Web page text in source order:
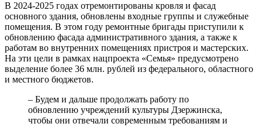
В 2024-2025 годах отремонтированы кровля и фасад
основного здания, обновлены входные группы и служебные
помещения. В этом году ремонтные бригады приступили к
обновлению фасада административного здания, а также к
работам во внутренних помещениях пристроя и мастерских.
На эти цели в рамках нацпроекта «Семья» предусмотрено
выделение более 36 млн. рублей из федерального, областного
и местного бюджетов.
– Будем и дальше продолжать работу по
обновлению учреждений культуры Дзержинска,
чтобы они отвечали современным требованиям и